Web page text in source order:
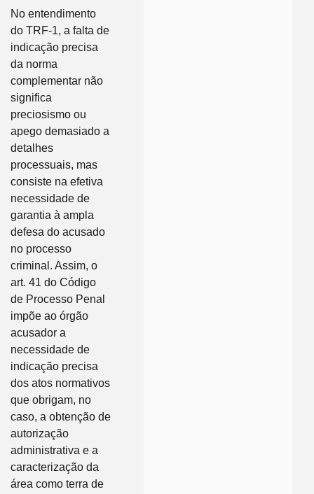
No entendimento
do TRF-1, a falta de
indicação precisa
da norma
complementar não
significa
preciosismo ou
apego demasiado a
detalhes
processuais, mas
consiste na efetiva
necessidade de
garantia à ampla
defesa do acusado
no processo
criminal. Assim, o
art. 41 do Código
de Processo Penal
impõe ao órgão
acusador a
necessidade de
indicação precisa
dos atos normativos
que obrigam, no
caso, a obtenção de
autorização
administrativa e a
caracterização da
área como terra de